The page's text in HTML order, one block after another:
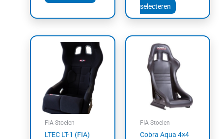
selecteren
FIA Stoelen
LTEC LT-1 (FIA)
FIA Stoelen
Cobra Aqua 4×4